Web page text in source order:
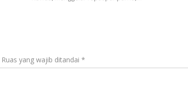
Ruas yang wajib ditandai *